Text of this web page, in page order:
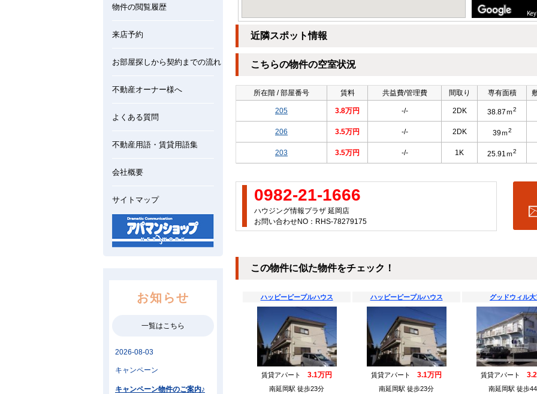
近隣スポット情報
こちらの物件の空室状況
所在階 / 部屋番号 賃料 共益費/管理費 間取り 専有面積
205 3.8万円 -/- 2DK 38.87ｍ2
206 3.5万円 -/- 2DK 39ｍ2
203 3.5万円 -/- 1K 25.91ｍ2
0982-21-1666
ハウジング情報プラザ 延岡店
お問い合わせNO：RHS-78279175
この物件に似た物件をチェック！
ハッピーピープルハウス
賃貸アパート 3.1万円
南延岡駅 徒歩23分
ハッピーピープルハウス
賃貸アパート 3.1万円
南延岡駅 徒歩23分
グッドウィル大
賃貸アパート
南延岡駅 徒歩
物件の閲覧履歴
来店予約
お部屋探しから契約までの流れ
不動産オーナー様へ
よくある質問
不動産用語・賃貸用語集
会社概要
サイトマップ
お知らせ
一覧はこちら